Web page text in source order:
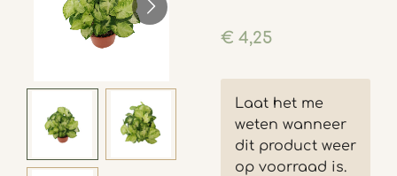
€ 4,25
Laat het me
weten wanneer
dit product weer
op voorraad is.